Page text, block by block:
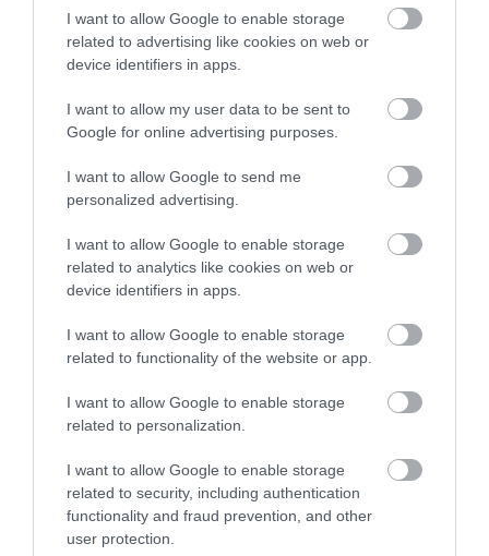
I want to allow Google to enable storage
related to advertising like cookies on web or
device identifiers in apps.
I want to allow my user data to be sent to
Google for online advertising purposes.
I want to allow Google to send me
personalized advertising.
I want to allow Google to enable storage
related to analytics like cookies on web or
device identifiers in apps.
I want to allow Google to enable storage
related to functionality of the website or app.
I want to allow Google to enable storage
related to personalization.
I want to allow Google to enable storage
related to security, including authentication
functionality and fraud prevention, and other
user protection.